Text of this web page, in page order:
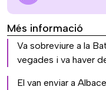
Més informació
Va sobreviure a la
vegades i va haver
El van enviar a